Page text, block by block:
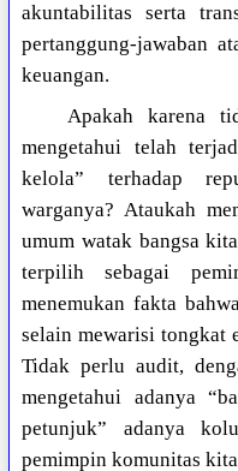
akuntabilitas serta
pertanggung-jawaban
keuangan.
Apakah karena
mengetahui telah
kelola” terhadap
warganya? Ataukah
umum watak bangsa
terpilih sebagai
menemukan fakta
selain mewarisi tongkat
Tidak perlu audit,
mengetahui adanya
petunjuk” adanya
pemimpin komunitas